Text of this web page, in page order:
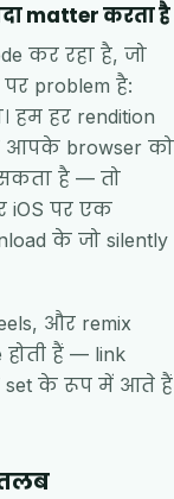
matter करता है
कर रहा है, जो
problem है:
हम हर rendition
आपके browser को
है — तो
iOS पर एक
के जो silently
और remix
होती हैं — link
set के रूप में आते हैं